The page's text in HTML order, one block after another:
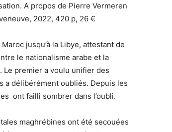
A propos de Pierre Vermeren
2022, 420 p, 26 €
jusqu’à la Libye, attestant de
le nationalisme arabe et la
Le premier a voulu unifier des
a délibérément oubliés. Depuis les
ont failli sombrer dans l’oubli.
maghrébines ont été secouées